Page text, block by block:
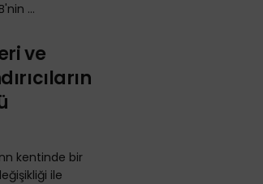
...
ve
kentinde bir
ile